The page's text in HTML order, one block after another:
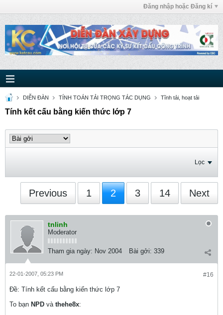
Đăng nhập hoặc Đăng kí
DIỄN ĐÀN TÍNH TOÁN TẢI TRỌNG TÁC DỤNG Tĩnh tải, hoạt tải
Tính kết cấu bằng kiến thức lớp 7
Lọc
Previous 1 2 3 14 Next
tnlinh
Moderator
Tham gia ngày: Nov 2004 Bài gởi: 339
#16
22-01-2007, 05:23 PM
Ðề: Tính kết cấu bằng kiến thức lớp 7
To bạn NPD và thehe8x: